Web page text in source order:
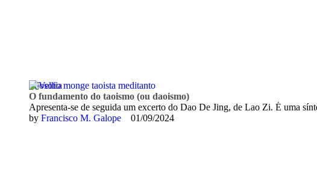
Filosofia
O fundamento do taoismo (ou daoismo)
Apresenta-se de seguida um excerto do Dao De Jing, de Lao Zi. É uma
by Francisco M. Galope 01/09/2024